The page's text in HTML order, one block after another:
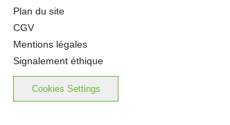
Plan du site
CGV
Mentions légales
Signalement éthique
Cookies Settings